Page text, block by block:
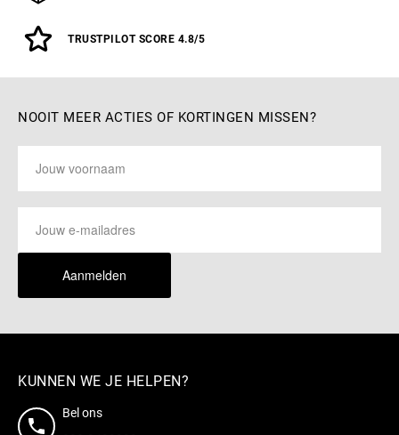
TRUSTPILOT SCORE 4.8/5
NOOIT MEER ACTIES OF KORTINGEN MISSEN?
Aanmelden
KUNNEN WE JE HELPEN?
Bel ons